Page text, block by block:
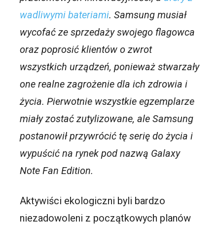
wadliwymi bateriami. Samsung musiał
wycofać ze sprzedaży swojego flagowca
oraz poprosić klientów o zwrot
wszystkich urządzeń, ponieważ stwarzały
one realne zagrożenie dla ich zdrowia i
życia. Pierwotnie wszystkie egzemplarze
miały zostać zutylizowane, ale Samsung
postanowił przywrócić tę serię do życia i
wypuścić na rynek pod nazwą Galaxy
Note Fan Edition.
Aktywiści ekologiczni byli bardzo
niezadowoleni z początkowych planów